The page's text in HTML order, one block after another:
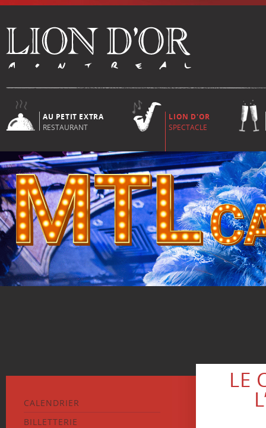
AU PETIT EXTRA
RESTAURANT
LION D'OR
SPECTACLE
CALENDRIER
BILLETTERIE
LE